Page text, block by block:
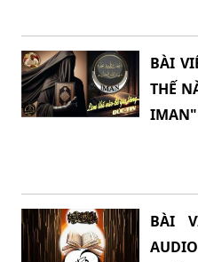
BÀI
THẾ
IMAN"
BÀI